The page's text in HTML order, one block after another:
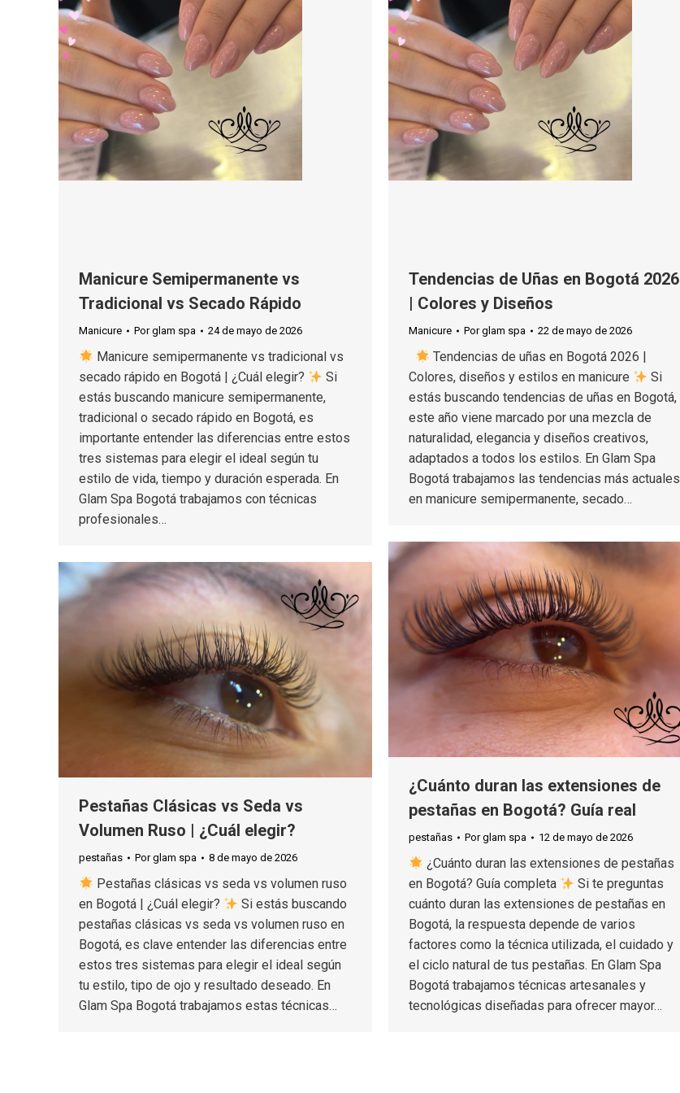
Manicure Semipermanente vs
Tradicional vs Secado Rápido
Manicure Porglam spa 24 de mayo de 2026
Manicure semipermanente vs tradicional vs
secado rápido en Bogotá | ¿Cuál elegir?
Si
estás buscando manicure semipermanente,
tradicional o secado rápido en Bogotá, es
importante entender las diferencias entre estos
tres sistemas para elegir el ideal según tu
estilo de vida, tiempo y duración esperada. En
Glam Spa Bogotá trabajamos con técnicas
profesionales…
Tendencias de Uñas en Bogotá 2026
| Colores y Diseños
Manicure Porglam spa 22 de mayo de 2026
Tendencias de uñas en Bogotá 2026 |
Colores, diseños y estilos en manicure
Si
estás buscando tendencias de uñas en Bogotá,
este año viene marcado por una mezcla de
naturalidad, elegancia y diseños creativos,
adaptados a todos los estilos. En Glam Spa
Bogotá trabajamos las tendencias más actuales
en manicure semipermanente, secado…
¿Cuánto duran las extensiones de
pestañas en Bogotá? Guía real
pestañas Porglam spa 12 de mayo de 2026
¿Cuánto duran las extensiones de pestañas
en Bogotá? Guía completa
Si te preguntas
cuánto duran las extensiones de pestañas en
Bogotá, la respuesta depende de varios
factores como la técnica utilizada, el cuidado y
el ciclo natural de tus pestañas. En Glam Spa
Bogotá trabajamos técnicas artesanales y
tecnológicas diseñadas para ofrecer mayor…
Pestañas Clásicas vs Seda vs
Volumen Ruso | ¿Cuál elegir?
pestañas Porglam spa 8 de mayo de 2026
Pestañas clásicas vs seda vs volumen ruso
en Bogotá | ¿Cuál elegir?
Si estás buscando
pestañas clásicas vs seda vs volumen ruso en
Bogotá, es clave entender las diferencias entre
estos tres sistemas para elegir el ideal según
tu estilo, tipo de ojo y resultado deseado. En
Glam Spa Bogotá trabajamos estas técnicas…